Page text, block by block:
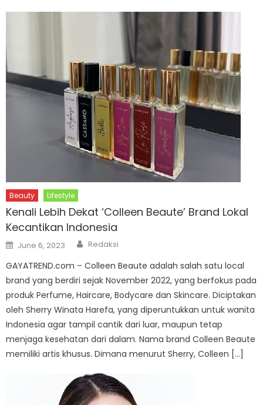
Beauty Lifestyle
Kenali Lebih Dekat ‘Colleen Beaute’ Brand Lokal
Kecantikan Indonesia
Posted
on
June 6, 2023 Author
Redaksi
GAYATREND.com – Colleen Beaute adalah salah satu local
brand yang berdiri sejak November 2022, yang berfokus pada
produk Perfume, Haircare, Bodycare dan Skincare. Diciptakan
oleh Sherry Winata Harefa, yang diperuntukkan untuk wanita
Indonesia agar tampil cantik dari luar, maupun tetap
menjaga kesehatan dari dalam. Nama brand Colleen Beaute
memiliki artis khusus. Dimana menurut Sherry, Colleen […]